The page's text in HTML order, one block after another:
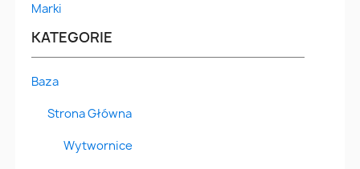
Marki
KATEGORIE
Baza
Strona Główna
Wytwornice